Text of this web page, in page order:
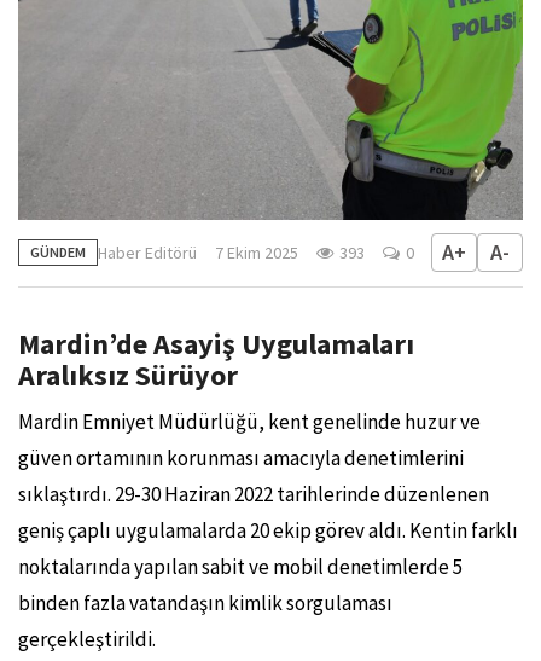
GÜNDEM Haber Editörü 7 Ekim 2025 393 0 A+ A-
Mardin’de Asayiş Uygulamaları
Aralıksız Sürüyor
Mardin Emniyet Müdürlüğü, kent genelinde huzur ve
güven ortamının korunması amacıyla denetimlerini
sıklaştırdı. 29-30 Haziran 2022 tarihlerinde düzenlenen
geniş çaplı uygulamalarda 20 ekip görev aldı. Kentin farklı
noktalarında yapılan sabit ve mobil denetimlerde 5
binden fazla vatandaşın kimlik sorgulaması
gerçekleştirildi.